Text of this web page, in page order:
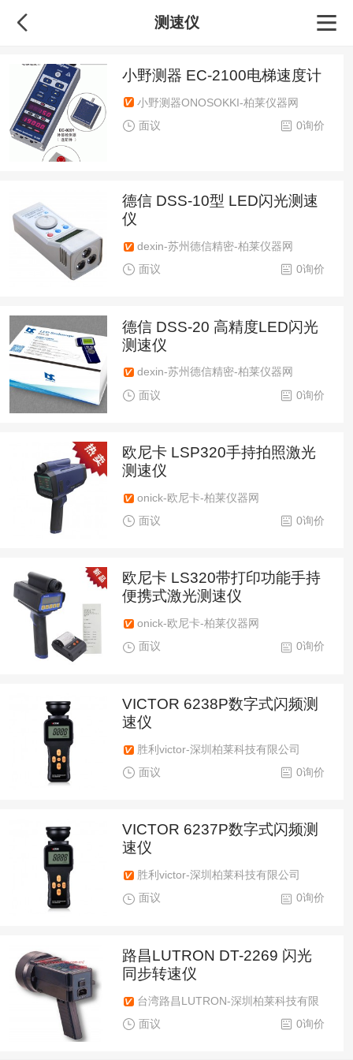
测速仪
小野测器 EC-2100电梯速度计
小野测器ONOSOKKI-柏莱仪器网
0询价
面议
德信 DSS-10型 LED闪光测速
仪
dexin-苏州德信精密-柏莱仪器网
0询价
面议
德信 DSS-20 高精度LED闪光
测速仪
dexin-苏州德信精密-柏莱仪器网
0询价
面议
欧尼卡 LSP320手持拍照激光
测速仪
onick-欧尼卡-柏莱仪器网
0询价
面议
欧尼卡 LS320带打印功能手持
便携式激光测速仪
onick-欧尼卡-柏莱仪器网
0询价
面议
VICTOR 6238P数字式闪频测
速仪
胜利victor-深圳柏莱科技有限公司
0询价
面议
VICTOR 6237P数字式闪频测
速仪
胜利victor-深圳柏莱科技有限公司
0询价
面议
路昌LUTRON DT-2269 闪光
同步转速仪
台湾路昌LUTRON-深圳柏莱科技有限
公司
0询价
面议